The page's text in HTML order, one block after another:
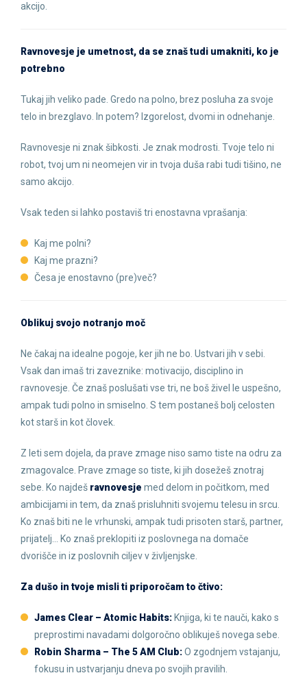
akcijo.
Ravnovesje je umetnost, da se znaš tudi umakniti, ko je
potrebno
Tukaj jih veliko pade. Gredo na polno, brez posluha za svoje
telo in brezglavo. In potem? Izgorelost, dvomi in odnehanje.
Ravnovesje ni znak šibkosti. Je znak modrosti. Tvoje telo ni
robot, tvoj um ni neomejen vir in tvoja duša rabi tudi tišino, ne
samo akcijo.
Vsak teden si lahko postaviš tri enostavna vprašanja:
Kaj me polni?
Kaj me prazni?
Česa je enostavno (pre)več?
Oblikuj svojo notranjo moč
Ne čakaj na idealne pogoje, ker jih ne bo. Ustvari jih v sebi.
Vsak dan imaš tri zaveznike: motivacijo, disciplino in
ravnovesje. Če znaš poslušati vse tri, ne boš živel le uspešno,
ampak tudi polno in smiselno. S tem postaneš bolj celosten
kot starš in kot človek.
Z leti sem dojela, da prave zmage niso samo tiste na odru za
zmagovalce. Prave zmage so tiste, ki jih dosežeš znotraj
sebe. Ko najdeš ravnovesje med delom in počitkom, med
ambicijami in tem, da znaš prisluhniti svojemu telesu in srcu.
Ko znaš biti ne le vrhunski, ampak tudi prisoten starš, partner,
prijatelj… Ko znaš preklopiti iz poslovnega na domače
dvorišče in iz poslovnih ciljev v življenjske.
Za dušo in tvoje misli ti priporočam to čtivo:
James Clear – Atomic Habits: Knjiga, ki te nauči, kako s
preprostimi navadami dolgoročno oblikuješ novega sebe.
Robin Sharma – The 5 AM Club:O zgodnjem vstajanju,
fokusu in ustvarjanju dneva po svojih pravilih.